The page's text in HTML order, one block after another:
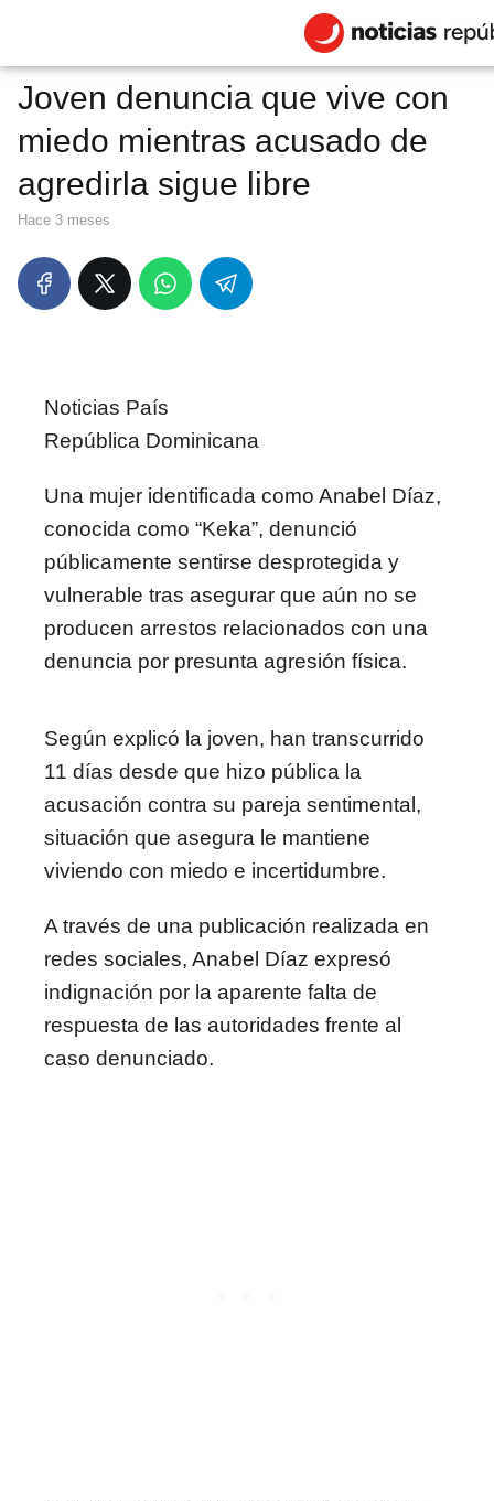
Joven denuncia que vive con
miedo mientras acusado de
agredirla sigue libre
hace 3 meses
Noticias País
República Dominicana
Una mujer identificada como Anabel Díaz,
conocida como “Keka”, denunció
públicamente sentirse desprotegida y
vulnerable tras asegurar que aún no se
producen arrestos relacionados con una
denuncia por presunta agresión física.
Según explicó la joven, han transcurrido
11 días desde que hizo pública la
acusación contra su pareja sentimental,
situación que asegura le mantiene
viviendo con miedo e incertidumbre.
A través de una publicación realizada en
redes sociales, Anabel Díaz expresó
indignación por la aparente falta de
respuesta de las autoridades frente al
caso denunciado.